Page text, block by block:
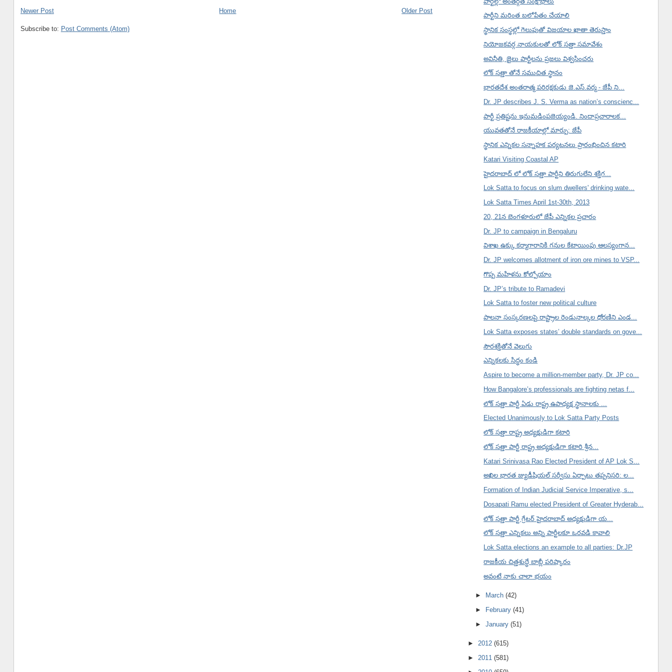
Newer Post Older Post
Home
Subscribe to: Post Comments (Atom)
పార్టీని మరింత బలోపేతం చేయాలి
స్థానిక సంస్థల్లో గెలుపుతో విజయాల ఖాతా తెరుస్తాం
నియోజకవర్గ నాయకులతో లోక్ సత్తా సమావేశం
అవినీతి, జైలు పార్టీలను ప్రజలు విశ్వసించరు
లోక్ సత్తా తోనే సముచిత స్థానం
భారతదేశ అంతరాత్మ పరిరక్షకుడు జె.ఎస్.వర్మ - జేపీ ని...
Dr. JP describes J. S. Verma as nation’s conscienc...
పార్టీ ప్రతిష్టను ఇనుమడింపజెయ్యండి. నిందాప్రచారాలక...
యువతతోనే రాజకీయాల్లో మార్పు: జేపీ
స్థానిక ఎన్నికల సన్నాహక పర్యటనలు ప్రారంభించిన కటారి
Katari Visiting Coastal AP
హైదరాబాద్ లో లోక్ సత్తా పార్టీని తిరుగులేని శక్తిగ...
Lok Satta to focus on slum dwellers' drinking wate...
Lok Satta Times April 1st-30th, 2013
20, 21న బెంగళూరులో జేపీ ఎన్నికల ప్రచారం
Dr. JP to campaign in Bengaluru
విశాఖ ఉక్కు కర్మాగారానికి గనుల కేటాయింపు ఆలస్యంగాన...
Dr. JP welcomes allotment of iron ore mines to VSP...
గొప్ప మహిళను కోల్పోయాం
Dr. JP’s tribute to Ramadevi
Lok Satta to foster new political culture
పాలనా సంస్కరణలపై రాష్ట్రాల రెండునాల్కల ధోరణిని ఎండ...
Lok Satta exposes states’ double standards on gove...
సౌరశక్తితోనే వెలుగు
ఎన్నికలకు సిద్ధం కండి
Aspire to become a million-member party, Dr. JP co...
How Bangalore’s professionals are fighting netas f...
లోక్ సత్తా పార్టీ ఏడు రాష్ట్ర ఉపాధ్యక్ష స్థానాలకు ...
Elected Unanimously to Lok Satta Party Posts
లోక్ సత్తా రాష్ట్ర అధ్యక్షుడిగా కటారి
లోక్ సత్తా పార్టీ రాష్ట్ర అధ్యక్షుడిగా కటారి శ్రీన...
Katari Srinivasa Rao Elected President of AP Lok S...
అఖిల భారత జ్యుడీషియల్ సర్వీసు ఏర్పాటు తప్పనిసరి: ల...
Formation of Indian Judicial Service Imperative, s...
Dosapati Ramu elected President of Greater Hyderab...
లోక్ సత్తా పార్టీ గ్రేటర్ హైదరాబాద్ అధ్యక్షుడిగా య...
లోక్ సత్తా ఎన్నికలు అన్ని పార్టీలకూ ఒరవడి కావాలి
Lok Satta elections an example to all parties: Dr.JP
రాజకీయ చిత్తశుద్ధే బాబ్లీ పరిష్కారం
అవంటే నాకు చాలా భయం
► March(42)
►
February(41)
►January(51)
► 2012 (615)
► 2011 (581)